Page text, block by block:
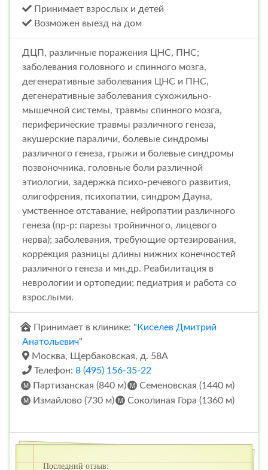
Принимает взрослых и детей
Возможен выезд на дом
ДЦП, различные поражения ЦНС, ПНС;
заболевания головного и спинного мозга,
дегенеративные заболевания ЦНС и ПНС,
дегенеративные заболевания сухожильно-
мышечной системы, травмы спинного мозга,
периферические травмы различного генеза,
акушерские параличи, болевые синдромы
различного генеза, грыжи и болевые синдромы
позвоночника, головные боли различной
этиологии, задержка психо-речевого развития,
олигофрения, психопатии, синдром Дауна,
умственное отставание, нейропатии различного
генеза (пр-р: парезы тройничного, лицевого
нерва); заболевания, требующие ортезирования,
коррекция разницы длины нижних конечностей
различного генеза и мн.др. Реабилитация в
неврологии и ортопедии; педиатрия и работа со
взрослыми.
Принимает в клинике: " Киселев Дмитрий
Анатольевич"
Москва, Щербаковская, д. 58А
Телефон: 8 (495) 156-35-22
Партизанская (840 м)
Семеновская (1440 м)
Измайлово (730 м)
Соколиная Гора (1360 м)
Последний отзыв: